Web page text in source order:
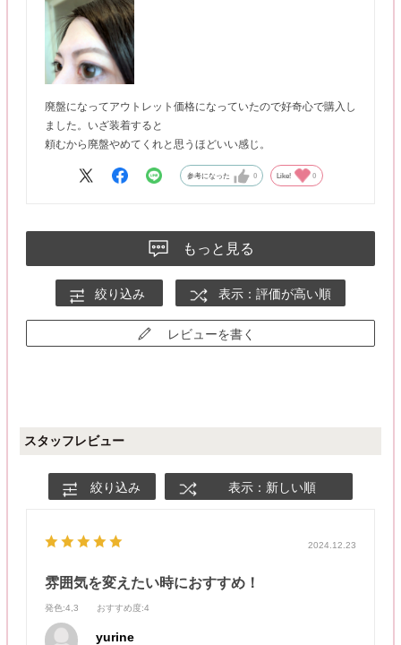
廃盤になってアウトレット価格になっていたので好奇心で購入し
ました。いざ装着すると
頼むから廃盤やめてくれと思うほどいい感じ。
参考になった 0 Like! 0
もっと見る
絞り込み 表示：評価が高い順
レビューを書く
スタッフレビュー
絞り込み 表示：新しい順
2024.12.23
雰囲気を変えたい時におすすめ！
発色:4,3 おすすめ度:4
yurine